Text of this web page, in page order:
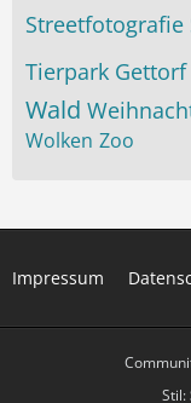
Streetfotografie
Tierpark Gettorf
Wald
Wolken Zoo
Impressum
Stil: